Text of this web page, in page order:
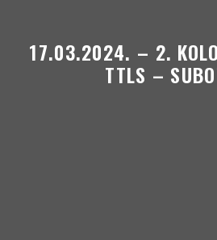
17.03.2024. – 2.
TTLS –